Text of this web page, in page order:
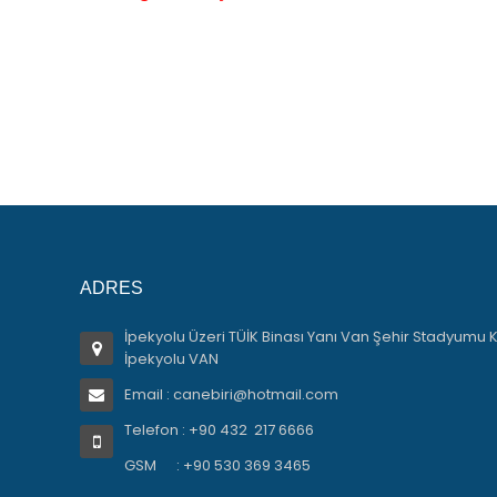
ADRES
İpekyolu Üzeri TÜİK Binası Yanı Van Şehir Stadyumu
İpekyolu VAN
Email : canebiri@hotmail.com
Telefon : +90 432 217 6666
GSM : +90 530 369 3465